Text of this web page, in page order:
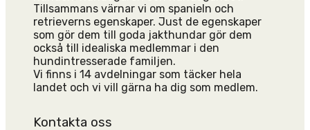
Tillsammans värnar vi om spanieln och
retrieverns egenskaper. Just de egenskaper
som gör dem till goda jakthundar gör dem
också till idealiska medlemmar i den
hundintresserade familjen.
Vi finns i 14 avdelningar som täcker hela
landet och vi vill gärna ha dig som medlem.
Kontakta oss